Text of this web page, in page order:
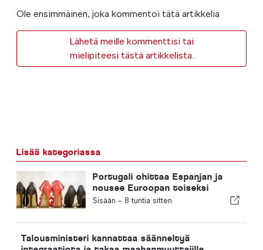
Ole ensimmäinen, joka kommentoi tätä artikkelia
Lähetä meille kommenttisi tai
mielipiteesi tästä artikkelista.
Lisää kategoriassa
Portugali ohittaa Espanjan ja
nousee Euroopan toiseksi
suurimmaksi jalkineiden
Sisään - 8 tuntia sitten
Talousministeri kannattaa säänneltyä